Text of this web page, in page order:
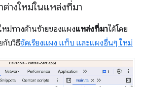
ต่างใหม่ในแหล่งที่มา
ม่ทางด้านซ้ายของแผงแหล่งที่มาได้โดย
กับวิธีจัดเรียงแผง แท็บ และแผงอื่นๆ ใหม่